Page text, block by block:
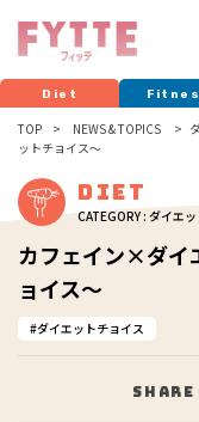
Diet
TOP NEWS & TOPICS
ットチョイス～
Diet
CATEGORY : ダイエ
カフェイン×ダイ
ョイス～
ダイエットチョイス
Share